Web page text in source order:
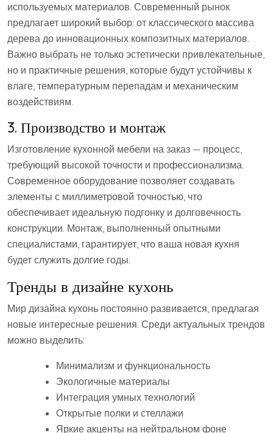
используемых материалов. Современный рынок
предлагает широкий выбор: от классического массива
дерева до инновационных композитных материалов.
Важно выбрать не только эстетически привлекательные,
но и практичные решения, которые будут устойчивы к
влаге, температурным перепадам и механическим
воздействиям.
3. Производство и монтаж
Изготовление кухонной мебели на заказ — процесс,
требующий высокой точности и профессионализма.
Современное оборудование позволяет создавать
элементы с миллиметровой точностью, что
обеспечивает идеальную подгонку и долговечность
конструкции. Монтаж, выполненный опытными
специалистами, гарантирует, что ваша новая кухня
будет служить долгие годы.
Тренды в дизайне кухонь
Мир дизайна кухонь постоянно развивается, предлагая
новые интересные решения. Среди актуальных трендов
можно выделить:
Минимализм и функциональность
Экологичные материалы
Интеграция умных технологий
Открытые полки и стеллажи
Яркие акценты на нейтральном фоне